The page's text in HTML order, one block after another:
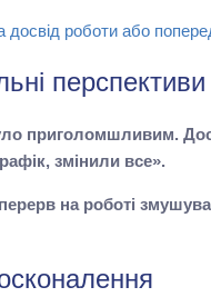
досвід роботи або
перспективи
приголомшливим.
змінили все».
на роботі